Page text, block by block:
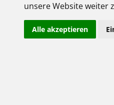
unsere Website weiter
Alle akzeptieren
Impressum